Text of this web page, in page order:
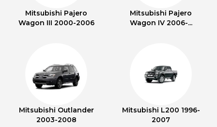
Mitsubishi Pajero
Wagon III 2000-2006
Mitsubishi Pajero
Wagon IV 2006-...
Mitsubishi Outlander
2003-2008
Mitsubishi L200 1996-
2007